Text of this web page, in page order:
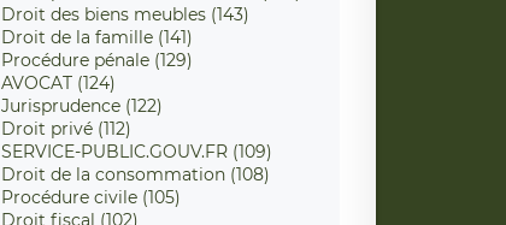
Droit des biens meubles (143)
Droit de la famille (141)
Procédure pénale (129)
AVOCAT (124)
Jurisprudence (122)
Droit privé (112)
SERVICE-PUBLIC.GOUV.FR (109)
Droit de la consommation (108)
Procédure civile (105)
Droit fiscal (102)